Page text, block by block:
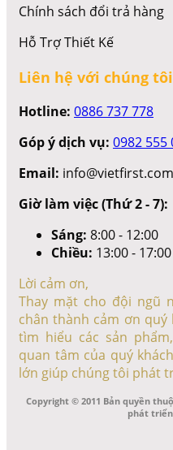
Chính sách đổi trả hàng
Hỗ Trợ Thiết Kế
Liên hệ với chúng tôi
Hotline: 0886 737 778
Góp ý dịch vụ: 0982 555
Email: info@vietfirst.com
Giờ làm việc (Thứ 2 - 7):
Sáng: 8:00 - 12:00
Chiều: 13:00 - 17:00
Lời cảm ơn,
Thay mặt cho đội ngũ
chân thành cảm ơn quý
tìm hiểu các sản
quan tâm của quý
lớn giúp chúng tôi phát
Copyright © 2011 Bản quyền
phát triển